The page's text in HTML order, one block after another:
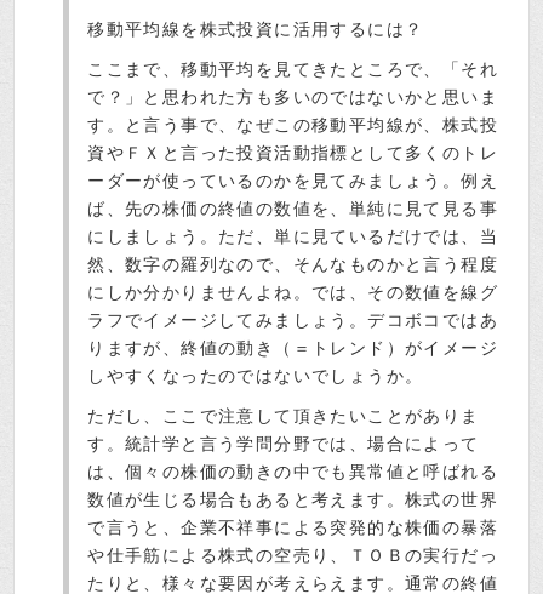
移動平均線を株式投資に活用するには？
ここまで、移動平均を見てきたところで、「それ
で？」と思われた方も多いのではないかと思いま
す。と言う事で、なぜこの移動平均線が、株式投
資やＦＸと言った投資活動指標として多くのトレ
ーダーが使っているのかを見てみましょう。例え
ば、先の株価の終値の数値を、単純に見て見る事
にしましょう。ただ、単に見ているだけでは、当
然、数字の羅列なので、そんなものかと言う程度
にしか分かりませんよね。では、その数値を線グ
ラフでイメージしてみましょう。デコボコではあ
りますが、終値の動き（＝トレンド）がイメージ
しやすくなったのではないでしょうか。
ただし、ここで注意して頂きたいことがありま
す。統計学と言う学問分野では、場合によって
は、個々の株価の動きの中でも異常値と呼ばれる
数値が生じる場合もあると考えます。株式の世界
で言うと、企業不祥事による突発的な株価の暴落
や仕手筋による株式の空売り、ＴＯＢの実行だっ
たりと、様々な要因が考えらえます。通常の終値